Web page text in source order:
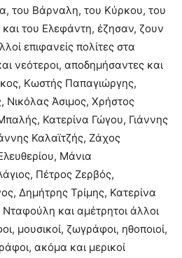
του Βάρναλη, του Κύρκου, του
του Ελεφάντη, έζησαν, ζουν
επιφανείς πολίτες στα
νεότεροι, αποδημήσαντες και
Κωστής Παπαγιώργης,
Άσιμος, Χρήστος
Κατερίνα Γώγου, Γιάννης
Καλαϊτζής, Ζάχος
Μάνια
Πέτρος Ζερβός,
Δημήτρης Τρίμης, Κατερίνα
και αμέτρητοι άλλοι
μουσικοί, ζωγράφοι, ηθοποιοί,
ακόμα και μερικοί